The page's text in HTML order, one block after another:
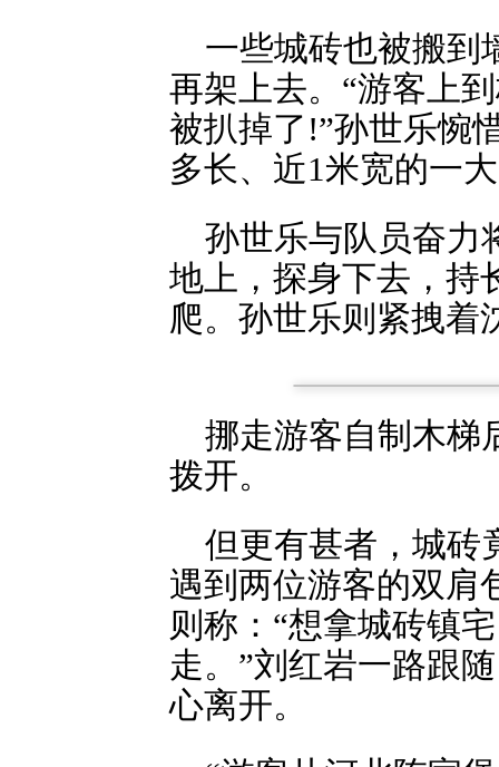
一些城砖也被搬到
再架上去。“游客上
被扒掉了!”孙世乐惋
多长、近1米宽的一
孙世乐与队员奋力
地上，探身下去，持
爬。孙世乐则紧拽着
挪走游客自制木梯
拨开。
但更有甚者，城砖
遇到两位游客的双肩
则称：“想拿城砖镇
走。”刘红岩一路跟
心离开。